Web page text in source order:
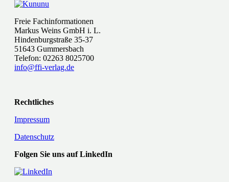
Freie Fachinformationen
Markus Weins GmbH i. L.
Hindenburgstraße 35-37
51643 Gummersbach
Telefon: 02263 8025700
info@ffi-verlag.de
Rechtliches
Impressum
Datenschutz
Folgen Sie uns auf LinkedIn